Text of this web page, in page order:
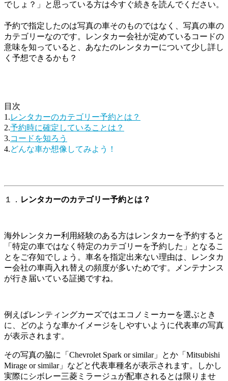
でしょ？」と思っている方は今すぐ続きを読んでください。
予約で指定したのは写真の車そのものではなく、写真の車の
カテゴリーなのです。レンタカー会社が定めているコードの
意味を知っていると、あなたのレンタカーについて少し詳し
く予想できるかも？
目次
1.レンタカーのカテゴリー予約とは？
2.予約時に確定していることは？
3.コードを知ろう
4.どんな車か想像してみよう！
１． レンタカーのカテゴリー予約とは？
海外レンタカー利用経験のある方はレンタカーを予約すると
「特定の車ではなく特定のカテゴリーを予約した」となるこ
とをご存知でしょう。車名を指定出来ない理由は、レンタカ
ー会社の車両入れ替えの頻度が多いためです。メンテナンス
が行き届いている証拠ですね。
例えばレンティングカーズではエコノミーカーを選ぶとき
に、どのような車かイメージをしやすいように代表車の写真
が表示されます。
その写真の脇に「Chevrolet Spark or similar」とか「Mitsubishi
Mirage or similar」などと代表車種名が表示されます。しかし
実際にシボレー三菱ミラージュが配車されるとは限りませ